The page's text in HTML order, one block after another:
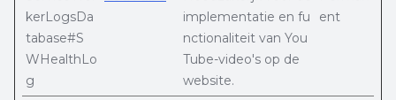
kerLogsDa
tabase#S
WHealthLo
g
implementatie en fu
nctionaliteit van You
Tube-video's op de
website.
ent